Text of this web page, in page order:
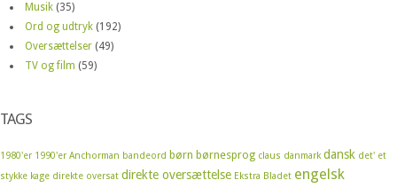
Musik (35)
Ord og udtryk (192)
Oversættelser (49)
TV og film (59)
TAGS
1980'er 1990'er Anchorman bandeord børn børnesprog claus danmark dansk det' et
stykke kage direkte oversat direkte oversættelse Ekstra Bladet engelsk